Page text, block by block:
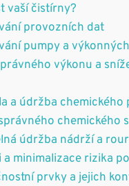
vaší čistírny?
provozních dat
pumpy a
výkonu a
a údržba chemického
chemického
údržba nádrží a
a minimalizace rizika
prvky a jejich